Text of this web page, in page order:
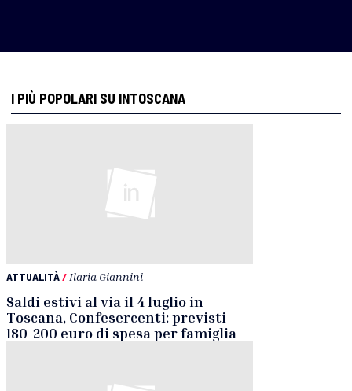
I PIÙ POPOLARI SU INTOSCANA
ATTUALITÀ/ Ilaria Giannini
Saldi estivi al via il 4 luglio in
Toscana, Confesercenti: previsti
180-200 euro di spesa per famiglia